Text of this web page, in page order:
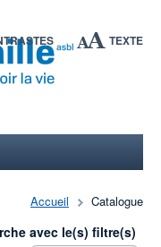
TEXTE
Accueil Catalogue
avec le(s) filtre(s)